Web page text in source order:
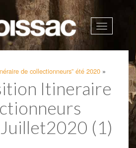
Afficher
de collectionneurs” été 2020 »
Itineraire
(1)